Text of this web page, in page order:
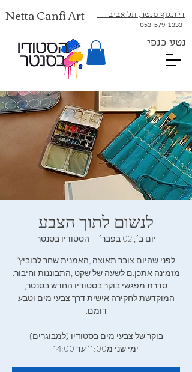
דיזנגוף סנטר, תל אביב
053-579-1333⁩
Netta Canfi Art
נטע כנפי
לנשום‭ ‬לתוך‭ ‬הצבע
יום ב׳, 02 בפבר׳
  |
הסטודיו בסנטר
לפני‭ ‬שהיום‭ ‬צובר‭ ‬תאוצה‭, ‬האמנית‭ ‬שחר‭ ‬לבוביץ‮'‬‭
‬מזמינה‭ ‬אתכן‭.‬ם‭ ‬לשעה‭ ‬של‭ ‬שקט‭, ‬התבוננות‭ ‬וחיבור‭.
‬סדרת‭ ‬מפגשי‭ ‬בוקר‭ ‬בסטודיו‭ ‬החדש‭ ‬בסנטר‭,
ימי‭ ‬שני‭ ‬מ11:00 עד 14:00